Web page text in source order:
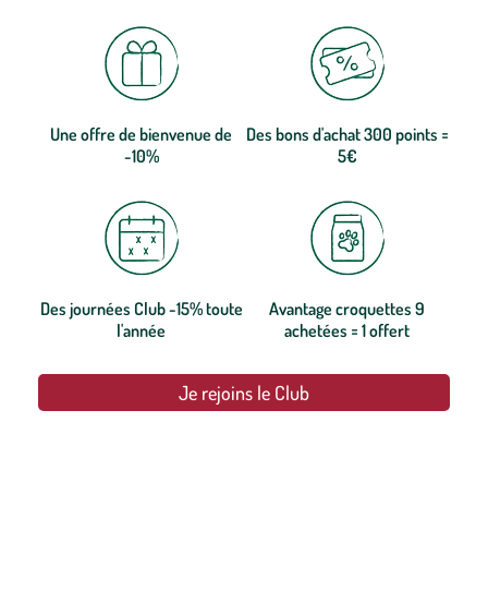
Une offre de bienvenue de
-10%
Des bons d'achat 300 points =
5€
Des journées Club -15% toute
l'année
Avantage croquettes 9
achetées = 1 offert
Je rejoins le Club